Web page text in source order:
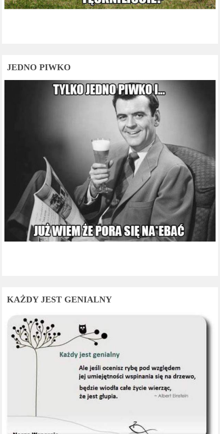
JEDNO PIWKO
KAŻDY JEST GENIALNY